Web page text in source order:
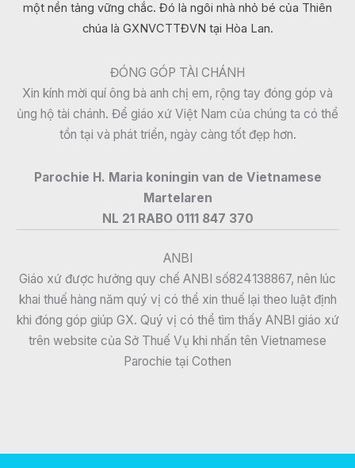
một nền tảng vững chắc. Đó là ngôi nhà nhỏ bé của Thiên
chúa là GXNVCTTĐVN tại Hòa Lan.
ĐÓNG GÓP TÀI CHÁNH
Xin kính mời quí ông bà anh chị em, rộng tay đóng góp và
ủng hộ tài chánh. Để giáo xứ Việt Nam của chúng ta có thể
tồn tại và phát triển, ngày càng tốt đẹp hơn.
Parochie H. Maria koningin van de Vietnamese
Martelaren
NL 21 RABO 0111 847 370
ANBI
Giáo xứ được hưởng quy chế ANBI số824138867, nên lúc
khai thuế hàng năm quý vị có thể xin thuế lại theo luật định
khi đóng góp giúp GX. Quý vị có thể tìm thấy ANBI giáo xứ
trên website của Sở Thuế Vụ khi nhấn tên Vietnamese
Parochie tại Cothen